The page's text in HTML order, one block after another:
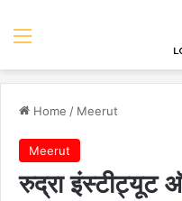
Menu
Home / Meerut
Meerut
रुद्रा इंस्टीट्यूट